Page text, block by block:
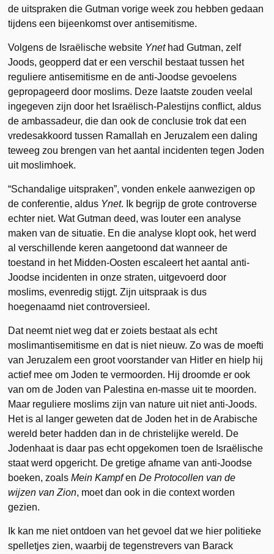
de uitspraken die Gutman vorige week zou hebben gedaan
tijdens een bijeenkomst over antisemitisme.
Volgens de Israëlische website Ynethad Gutman, zelf
Joods, geopperd dat er een verschil bestaat tussen het
reguliere antisemitisme en de anti-Joodse gevoelens
gepropageerd door moslims. Deze laatste zouden veelal
ingegeven zijn door het Israëlisch-Palestijns conflict, aldus
de ambassadeur, die dan ook de conclusie trok dat een
vredesakkoord tussen Ramallah en Jeruzalem een daling
teweeg zou brengen van het aantal incidenten tegen Joden
uit moslimhoek.
“Schandalige uitspraken”, vonden enkele aanwezigen op
de conferentie, aldus Ynet. Ik begrijp de grote controverse
echter niet. Wat Gutman deed, was louter een analyse
maken van de situatie. En die analyse klopt ook, het werd
al verschillende keren aangetoond dat wanneer de
toestand in het Midden-Oosten escaleert het aantal anti-
Joodse incidenten in onze straten, uitgevoerd door
moslims, evenredig stijgt. Zijn uitspraak is dus
hoegenaamd niet controversieel.
Dat neemt niet weg dat er zoiets bestaat als echt
moslimantisemitisme en dat is niet nieuw. Zo was de moefti
van Jeruzalem een groot voorstander van Hitler en hielp hij
actief mee om Joden te vermoorden. Hij droomde er ook
van om de Joden van Palestina en-masse uit te moorden.
Maar reguliere moslims zijn van nature uit niet anti-Joods.
Het is al langer geweten dat de Joden het in de Arabische
wereld beter hadden dan in de christelijke wereld. De
Jodenhaat is daar pas echt opgekomen toen de Israëlische
staat werd opgericht. De gretige afname van anti-Joodse
boeken, zoalsMein KampfenDe Protocollen van de
wijzen van Zion, moet dan ook in die context worden
gezien.
Ik kan me niet ontdoen van het gevoel dat we hier politieke
spelletjes zien, waarbij de tegenstrevers van Barack